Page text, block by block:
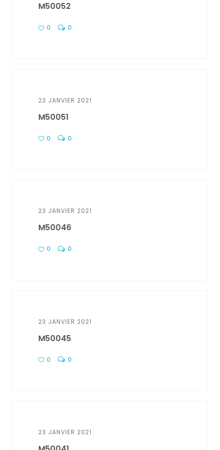
M50052
0 0
23 JANVIER 2021
M50051
0 0
23 JANVIER 2021
M50046
0 0
23 JANVIER 2021
M50045
0 0
23 JANVIER 2021